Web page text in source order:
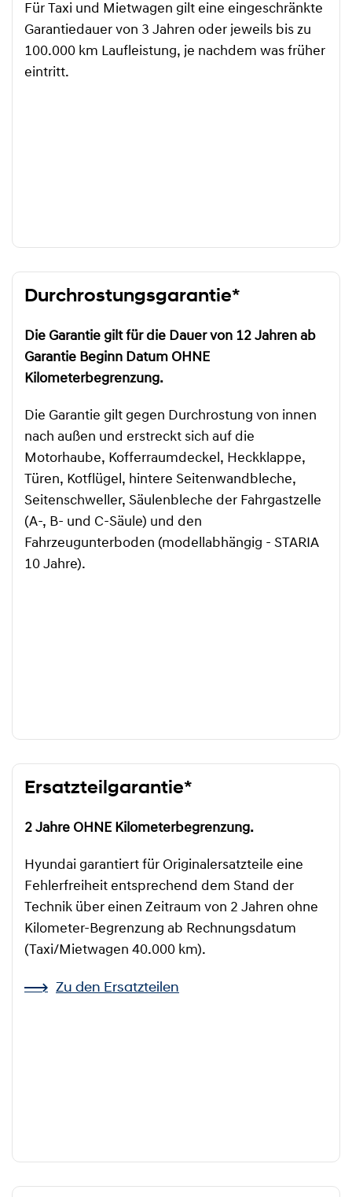
Für Taxi und Mietwagen gilt eine eingeschränkte
Garantiedauer von 3 Jahren oder jeweils bis zu
100.000 km Laufleistung, je nachdem was früher
eintritt.
Durchrostungsgarantie*
Die Garantie gilt für die Dauer von 12 Jahren ab
Garantie Beginn Datum OHNE
Kilometerbegrenzung.
Die Garantie gilt gegen Durchrostung von innen
nach außen und erstreckt sich auf die
Motorhaube, Kofferraumdeckel, Heckklappe,
Türen, Kotflügel, hintere Seitenwandbleche,
Seitenschweller, Säulenbleche der Fahrgastzelle
(A-, B- und C-Säule) und den
Fahrzeugunterboden (modellabhängig - STARIA
10 Jahre).
Ersatzteilgarantie*
2 Jahre OHNE Kilometerbegrenzung.
Hyundai garantiert für Originalersatzteile eine
Fehlerfreiheit entsprechend dem Stand der
Technik über einen Zeitraum von 2 Jahren ohne
Kilometer-Begrenzung ab Rechnungsdatum
(Taxi/Mietwagen 40.000 km).
Zu den Ersatzteilen